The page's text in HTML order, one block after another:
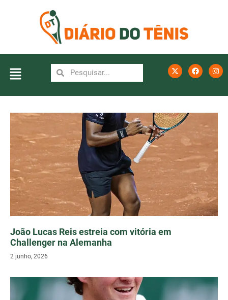
João Lucas Reis estreia com vitória em
Challenger na Alemanha
2 junho, 2026